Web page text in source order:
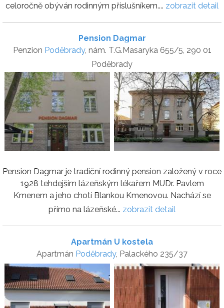
celoročně obýván rodinným příslušníkem.... zobrazit detail
Pension Dagmar
Penzion Poděbrady, nám. T.G.Masaryka 655/5, 290 01
Poděbrady
Pension Dagmar je tradiční rodinný pension založený v roce
1928 tehdejším lázeňským lékařem MUDr. Pavlem
Kmenem a jeho chotí Blankou Kmenovou. Nachází se
přímo na lázeňské... zobrazit detail
Apartmán U kostela
Apartmán Poděbrady, Palackého 235/37